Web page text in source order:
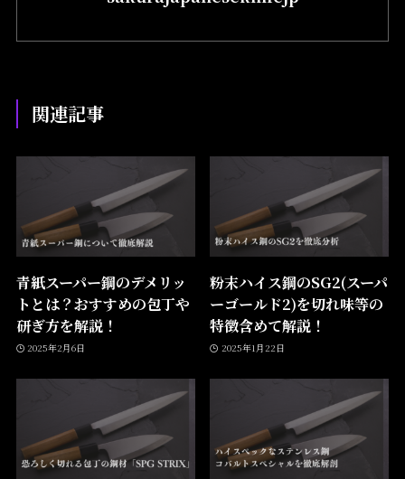
関連記事
青紙スーパー鋼のデメリッ
トとは？おすすめの包丁や
研ぎ方を解説！
2025年2月6日
粉末ハイス鋼のSG2(スーパ
ーゴールド2)を切れ味等の
特徴含めて解説！
2025年1月22日